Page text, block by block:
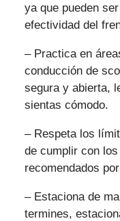
ya que pueden
efectividad del
– Practica en
conducción de
segura y abierta,
sientas cómodo.
– Respeta los
de cumplir con
recomendados
– Estaciona de
termines,